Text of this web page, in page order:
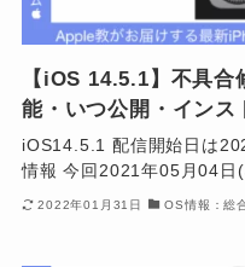
【iOS 14.5.1】不具
能・いつ公開・イン
iOS14.5.1 配信開始日は
情報 今回2021年05月04日
2022年01月31日 OS情報：総